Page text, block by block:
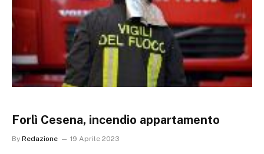
Forlì Cesena, incendio appartamento
By Redazione 19 Aprile 2023